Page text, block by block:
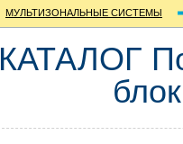
МУЛЬТИЗОНАЛЬНЫЕ СИСТЕМЫ
КАТАЛОГ